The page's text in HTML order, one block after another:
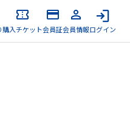
購入チケット会員証会員情報ログイン